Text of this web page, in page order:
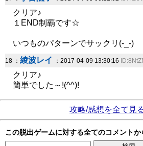
クリア♪
１END制覇です☆
いつものパターンでサックリ(-_-)
18 ： 綾波レイ ：2017-04-09 13:30:16
クリア♪
簡単でした～!(^^)!
攻略/感想を全て見
この脱出ゲームに対する全てのコメントか